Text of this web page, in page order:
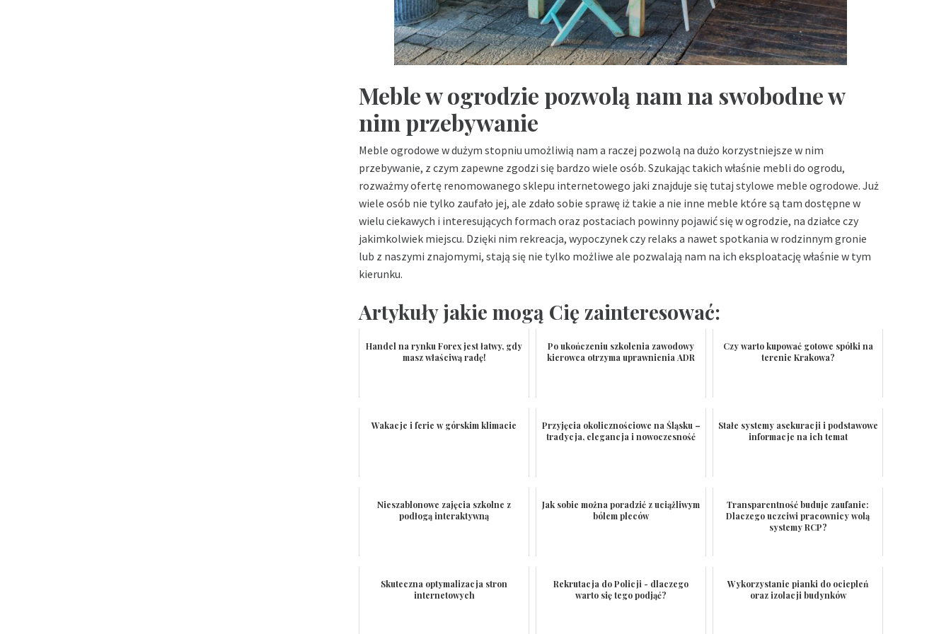
Meble w ogrodzie pozwolą nam na swobodne w
nim przebywanie
Meble ogrodowe w dużym stopniu umożliwią nam a raczej pozwolą na dużo korzystniejsze w nim
przebywanie, z czym zapewne zgodzi się bardzo wiele osób. Szukając takich właśnie mebli do ogrodu,
rozważmy ofertę renomowanego sklepu internetowego jaki znajduje się tutajstylowe meble ogrodowe. Już
wiele osób nie tylko zaufało jej, ale zdało sobie sprawę iż takie a nie inne meble które są tam dostępne w
wielu ciekawych i interesujących formach oraz postaciach powinny pojawić się w ogrodzie, na działce czy
jakimkolwiek miejscu. Dzięki nim rekreacja, wypoczynek czy relaks a nawet spotkania w rodzinnym gronie
lub z naszymi znajomymi, stają się nie tylko możliwe ale pozwalają nam na ich eksploatację właśnie w tym
kierunku.
Artykuły jakie mogą Cię zainteresować:
Handel na rynku Forex jest łatwy, gdy
masz właściwą radę!
Po ukończeniu szkolenia zawodowy
kierowca otrzyma uprawnienia ADR
Czy warto kupować gotowe spółki na
terenie Krakowa?
Wakacje i ferie w górskim klimacie
Przyjęcia okolicznościowe na Śląsku –
tradycja, elegancja i nowoczesność
Stałe systemy asekuracji i podstawowe
informacje na ich temat
Nieszablonowe zajęcia szkolne z
podłogą interaktywną
Jak sobie można poradzić z uciążliwym
bólem pleców
Transparentność buduje zaufanie:
Dlaczego uczciwi pracownicy wolą
systemy RCP?
Skuteczna optymalizacja stron
internetowych
Rekrutacja do Policji - dlaczego
warto się tego podjąć?
Wykorzystanie pianki do ociepleń
oraz izolacji budynków